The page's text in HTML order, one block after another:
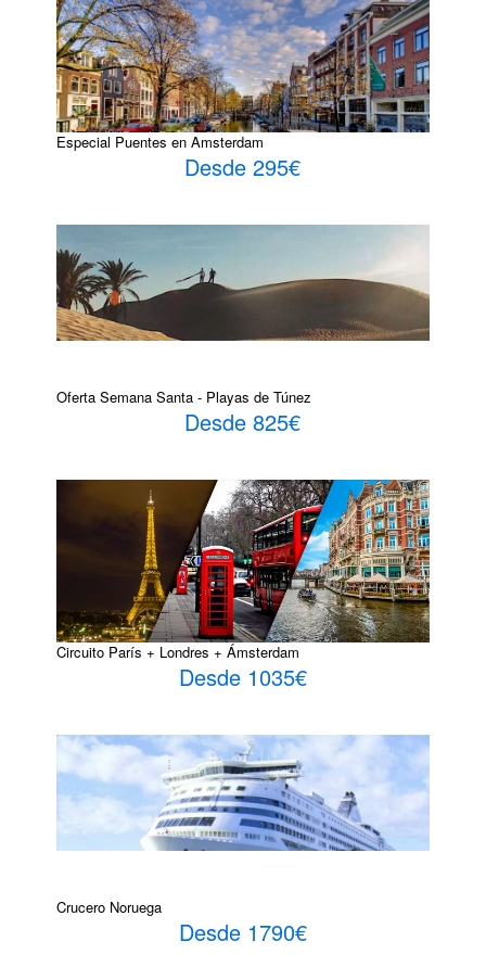
Especial Puentes en Amsterdam
Desde 295€
Oferta Semana Santa - Playas de Túnez
Desde 825€
Circuito París + Londres + Ámsterdam
Desde 1035€
Crucero Noruega
Desde 1790€